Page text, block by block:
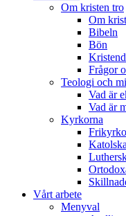
Om kristen tro
Om
Bibeln
Bön
Frågor
Teologi och
Vad är
Vad är
Kyrkorna
Vårt arbete
Menyval